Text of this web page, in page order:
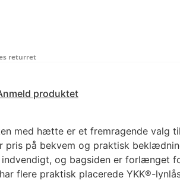
returret
produktet
med hætte er et fremragende valg til
på bekvem og praktisk
og bagsiden er forlænget
flere praktisk placerede YKK®-